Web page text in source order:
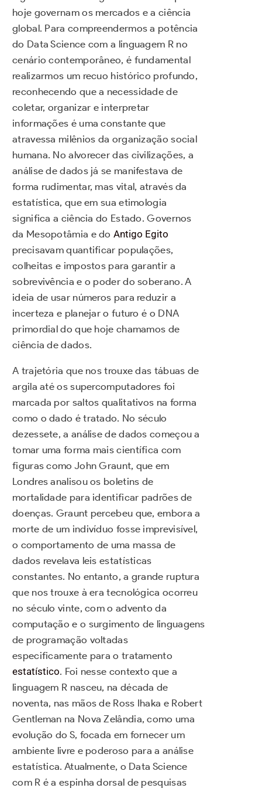
hoje governam os mercados e a ciência
global. Para compreendermos a potência
do Data Science com a linguagem R no
cenário contemporâneo, é fundamental
realizarmos um recuo histórico profundo,
reconhecendo que a necessidade de
coletar, organizar e interpretar
informações é uma constante que
atravessa milênios da organização social
humana. No alvorecer das civilizações, a
análise de dados já se manifestava de
forma rudimentar, mas vital, através da
estatística, que em sua etimologia
significa a ciência do Estado. Governos
da Mesopotâmia e doAntigo Egito
precisavam quantificar populações,
colheitas e impostos para garantir a
sobrevivência e o poder do soberano. A
ideia de usar números para reduzir a
incerteza e planejar o futuro é o DNA
primordial do que hoje chamamos de
ciência de dados.
A trajetória que nos trouxe das tábuas de
argila até os supercomputadores foi
marcada por saltos qualitativos na forma
como o dado é tratado. No século
dezessete, a análise de dados começou a
tomar uma forma mais científica com
figuras como John Graunt, que em
Londres analisou os boletins de
mortalidade para identificar padrões de
doenças. Graunt percebeu que, embora a
morte de um indivíduo fosse imprevisível,
o comportamento de uma massa de
dados revelava leis estatísticas
constantes. No entanto, a grande ruptura
que nos trouxe à era tecnológica ocorreu
no século vinte, com o advento da
computação e o surgimento de linguagens
de programação voltadas
especificamente para o tratamento
estatístico. Foi nesse contexto que a
linguagem R nasceu, na década de
noventa, nas mãos de Ross Ihaka e Robert
Gentleman na Nova Zelândia, como uma
evolução do S, focada em fornecer um
ambiente livre e poderoso para a análise
estatística. Atualmente, o Data Science
com R é a espinha dorsal de pesquisas